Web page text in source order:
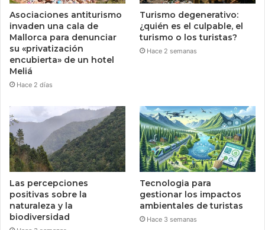
Asociaciones antiturismo
invaden una cala de
Mallorca para denunciar
su «privatización
encubierta» de un hotel
Meliá
Hace 2 días
Turismo degenerativo:
¿quién es el culpable, el
turismo o los turistas?
Hace 2 semanas
Las percepciones
positivas sobre la
naturaleza y la
biodiversidad
Tecnologia para
gestionar los impactos
ambientales de turistas
Hace 3 semanas